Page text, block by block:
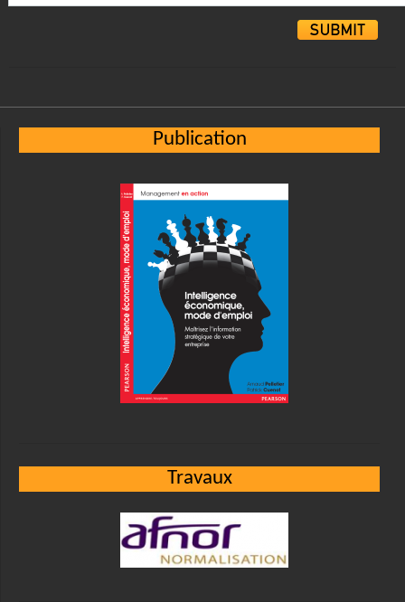
Publication
Travaux